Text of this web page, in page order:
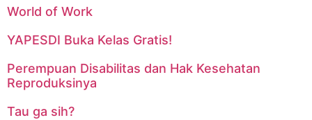
World of Work
YAPESDI Buka Kelas Gratis!
Perempuan Disabilitas dan Hak Kesehatan
Reproduksinya
Tau ga sih?